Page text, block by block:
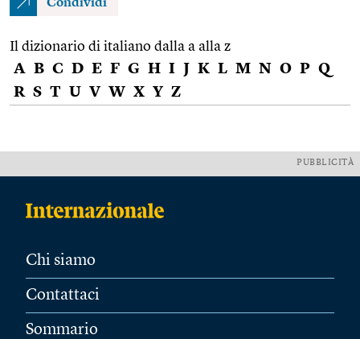
Condividi
Il dizionario di italiano dalla a alla z
A B C D E F G H I J K L M N O P Q
R S T U V W X Y Z
PUBBLICITÀ
Chi siamo
Contattaci
Sommario